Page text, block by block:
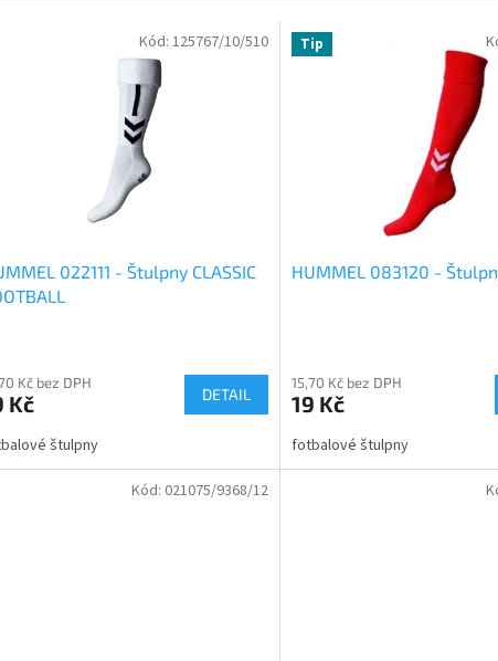
022111 - Štulpny CLASSIC
Kč bez DPH
Kč DETAIL
štulpny
Kód: 125767/10/510 Tip
HUMMEL 083120 -
15,70 Kč bez DPH
19 Kč
fotbalové štulpny
Kód: 021075/9368/12